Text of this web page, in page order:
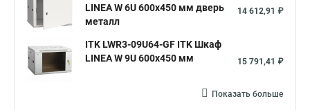
LINEA W 6U 600x450 мм дверь
металл
14 612,91 ₽
ITK LWR3-09U64-GF ITK Шкаф
LINEA W 9U 600x450 мм
15 791,41 ₽
Показать больше